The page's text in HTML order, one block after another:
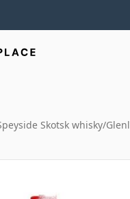
Skotsk whisky/